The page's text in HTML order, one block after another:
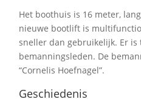
Het boothuis is 16 meter,
nieuwe bootlift is
sneller dan gebruikelijk. Er is
bemanningsleden. De
“Cornelis Hoefnagel”.
Geschiedenis